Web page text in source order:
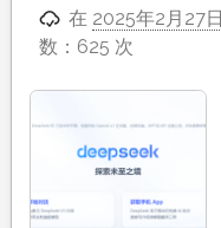
在 2025年2月27日
数：625 次